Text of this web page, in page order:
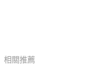
相關推薦